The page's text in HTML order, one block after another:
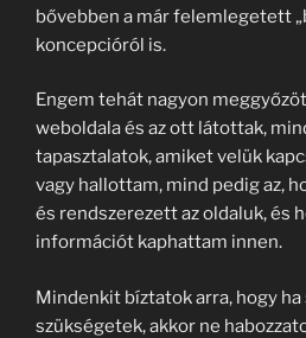
bővebben a már felemlegetett
koncepcióról is.
Engem tehát nagyon
weboldala és az ott látottak,
tapasztalatok, amiket velük
vagy hallottam, mind pedig az,
és rendszerezett az oldaluk, és
információt kaphattam innen.
Mindenkit bíztatok arra, hogy
szükségetek, akkor ne